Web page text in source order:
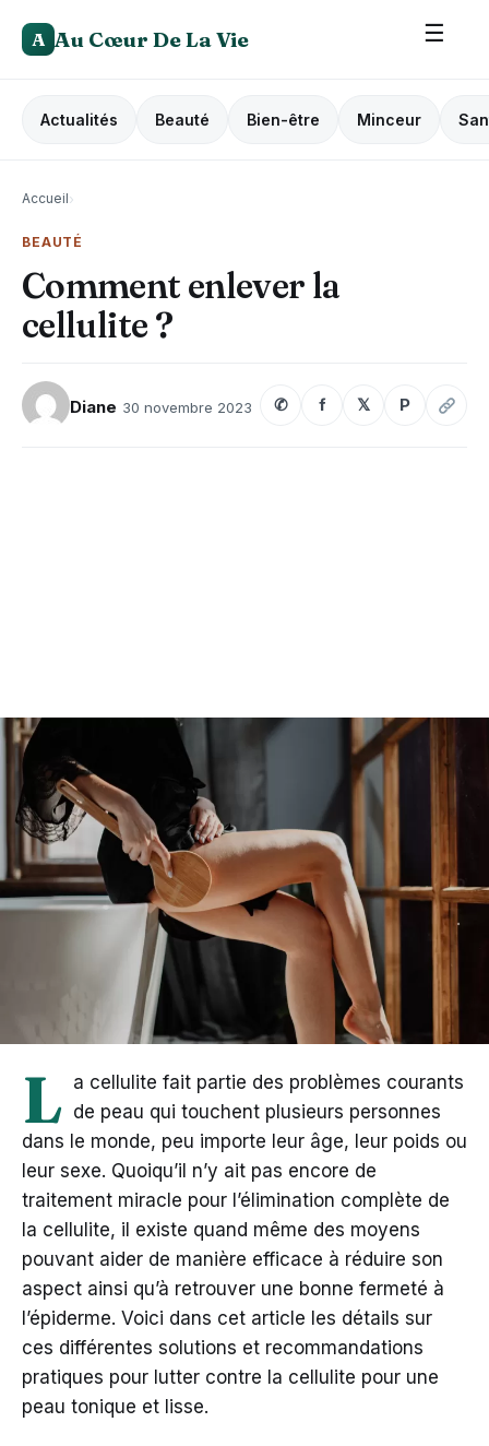
A Au Cœur De La Vie ☰
Actualités Beauté Bien-être Minceur
Accueil›
BEAUTÉ
Comment enlever la
cellulite ?
Diane 30 novembre 2023 ✆ f 𝕏 P
L a cellulite fait partie des problèmes courants
de peau qui touchent plusieurs personnes
dans le monde, peu importe leur âge, leur poids ou
leur sexe. Quoiqu’il n’y ait pas encore de
traitement miracle pour l’élimination complète de
la cellulite, il existe quand même des moyens
pouvant aider de manière efficace à réduire son
aspect ainsi qu’à retrouver une bonne fermeté à
l’épiderme. Voici dans cet article les détails sur
ces différentes solutions et recommandations
pratiques pour lutter contre la cellulite pour une
peau tonique et lisse.